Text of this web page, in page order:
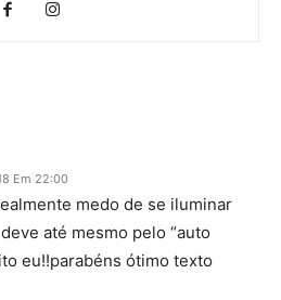
Em 22:00
medo de se iluminar
até mesmo pelo “auto
eu!!parabéns ótimo texto